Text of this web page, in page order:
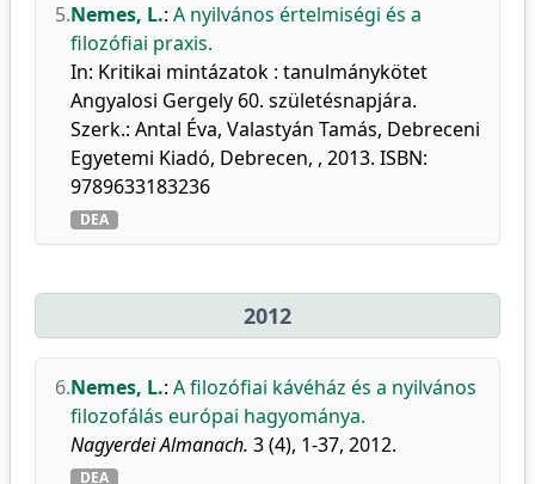
5.Nemes, L.: A nyilvános értelmiségi és a
filozófiai praxis.
In: Kritikai mintázatok : tanulmánykötet
Angyalosi Gergely 60. születésnapjára.
Szerk.: Antal Éva, Valastyán Tamás, Debreceni
Egyetemi Kiadó, Debrecen, , 2013. ISBN:
9789633183236
DEA
2012
6.Nemes, L.: A filozófiai kávéház és a nyilvános
filozofálás európai hagyománya.
Nagyerdei Almanach. 3 (4), 1-37, 2012.
DEA